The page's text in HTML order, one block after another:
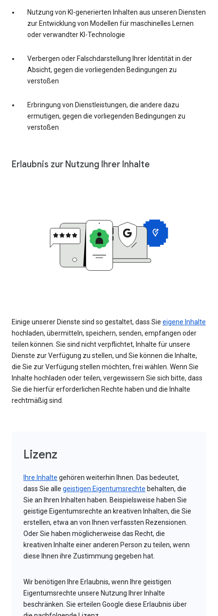
Nutzung von KI-generierten Inhalten aus unseren Diensten
zur Entwicklung von Modellen für maschinelles Lernen
oder verwandter KI-Technologie
Verbergen oder Falschdarstellung Ihrer Identität in der
Absicht, gegen die vorliegenden Bedingungen zu
verstoßen
Erbringung von Dienstleistungen, die andere dazu
ermutigen, gegen die vorliegenden Bedingungen zu
verstoßen
Erlaubnis zur Nutzung Ihrer Inhalte
Einige unserer Dienste sind so gestaltet, dass Sie eigene Inhalte
hochladen, übermitteln, speichern, senden, empfangen oder
teilen können. Sie sind nicht verpflichtet, Inhalte für unsere
Dienste zur Verfügung zu stellen, und Sie können die Inhalte,
die Sie zur Verfügung stellen möchten, frei wählen. Wenn Sie
Inhalte hochladen oder teilen, vergewissern Sie sich bitte, dass
Sie die hierfür erforderlichen Rechte haben und die Inhalte
rechtmäßig sind.
Lizenz
Ihre Inhalte gehören weiterhin Ihnen. Das bedeutet,
dass Sie alle geistigen Eigentumsrechte behalten, die
Sie an Ihren Inhalten haben. Beispielsweise haben Sie
geistige Eigentumsrechte an kreativen Inhalten, die Sie
erstellen, etwa an von Ihnen verfassten Rezensionen.
Oder Sie haben möglicherweise das Recht, die
kreativen Inhalte einer anderen Person zu teilen, wenn
diese Ihnen ihre Zustimmung gegeben hat.
Wir benötigen Ihre Erlaubnis, wenn Ihre geistigen
Eigentumsrechte unsere Nutzung Ihrer Inhalte
beschränken. Sie erteilen Google diese Erlaubnis über